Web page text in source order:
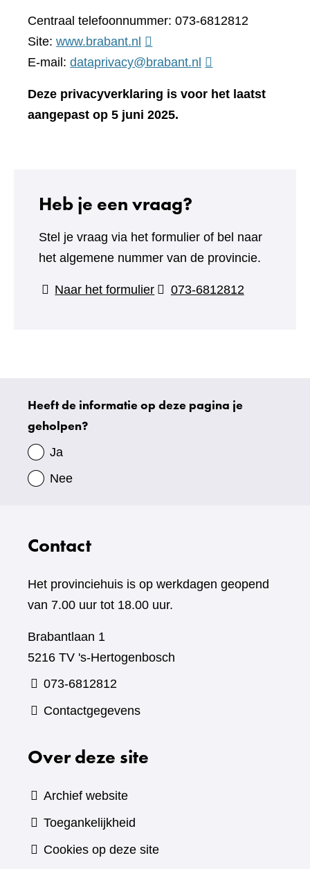
Centraal telefoonnummer: 073-6812812
Site: www.brabant.nl (verwijst
naar
andere
E-mail: dataprivacy@brabant.nl
Deze privacyverklaring is voor het laatst
aangepast op 5 juni 2025.
Heb je een vraag?
Stel je vraag via het formulier of bel naar
het algemene nummer van de provincie.
Naar het formulier(verwijst
073-6812812
Uw
gegevens
Heeft de informatie op deze pagina je
geholpen?
Ja
Nee
Contact
Het provinciehuis is op werkdagen geopend
van 7.00 uur tot 18.00 uur.
Brabantlaan 1
5216 TV 's-Hertogenbosch
073-6812812
Contactgegevens
Over deze site
Archief website
Toegankelijkheid
Cookies op deze site